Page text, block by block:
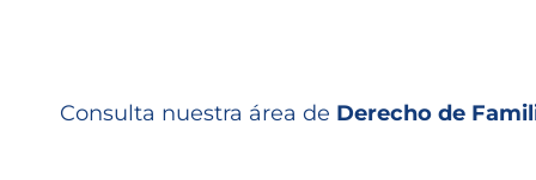
Consulta nuestra área de Derecho de